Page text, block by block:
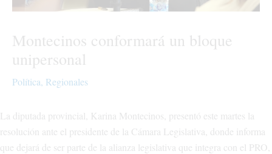
Montecinos conformará un bloque
unipersonal
Política, Regionales
La diputada provincial, Karina Montecinos, presentó este martes la
resolución ante el presidente de la Cámara Legislativa, donde informa
que dejará de ser parte de la alianza legislativa que integra con el PRO,